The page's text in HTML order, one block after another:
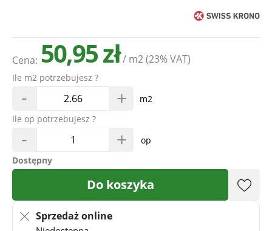
Cena: 50,95 zł/ m2(23% VAT)
Ile m2 potrzebujesz ?
- +
m2
Ile op potrzebujesz ?
- +
op
Dostępny
Do koszyka
Sprzedaż online